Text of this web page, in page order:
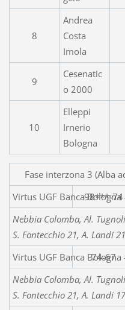
8
Andrea
Costa
Imola
9
Cesenatic
o 2000
10
Elleppi
Irnerio
Bologna
Fase interzona 3 (Alba
Virtus UGF
98***-74
Nebbia Colomba, Al.
S. Fontecchio 21, A. Landi
Virtus UGF Banca Bologna
74-67
Nebbia Colomba, Al.
S. Fontecchio 21, A. Landi